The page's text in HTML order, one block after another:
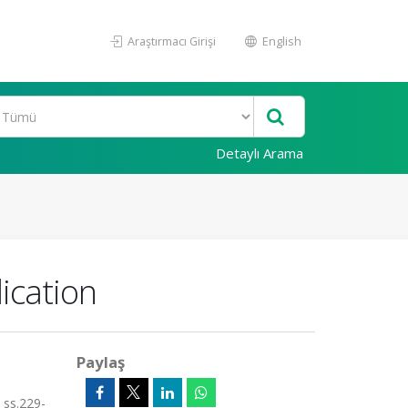
Araştırmacı Girişi English
Detaylı Arama
Paylaş